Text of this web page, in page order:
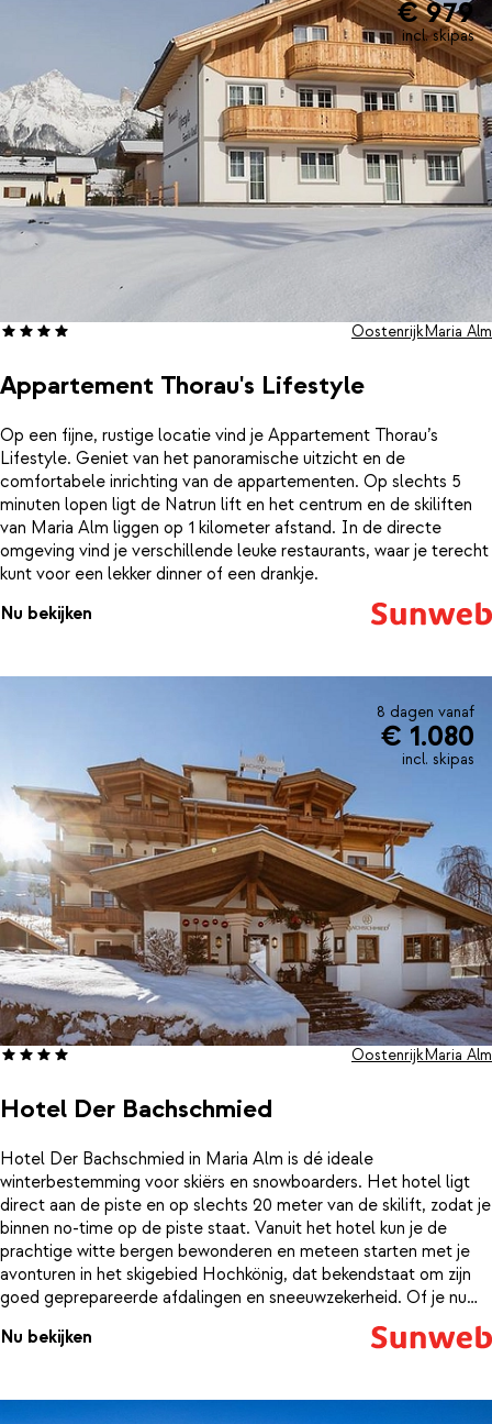
€ 979
incl. skipas
Appartement Thorau's Lifestyle
OostenrijkMaria Alm
Op een fijne, rustige locatie vind je Appartement Thorau’s
Lifestyle. Geniet van het panoramische uitzicht en de
comfortabele inrichting van de appartementen. Op slechts 5
minuten lopen ligt de Natrun lift en het centrum en de skiliften
van Maria Alm liggen op 1 kilometer afstand. In de directe
omgeving vind je verschillende leuke restaurants, waar je terecht
kunt voor een lekker dinner of een drankje.
Nu bekijken
8 dagen vanaf
€ 1.080
incl. skipas
Hotel Der Bachschmied
OostenrijkMaria Alm
Hotel Der Bachschmied in Maria Alm is dé ideale
winterbestemming voor skiërs en snowboarders. Het hotel ligt
direct aan de piste en op slechts 20 meter van de skilift, zodat je
binnen no-time op de piste staat. Vanuit het hotel kun je de
prachtige witte bergen bewonderen en meteen starten met je
avonturen in het skigebied Hochkönig, dat bekendstaat om zijn
goed geprepareerde afdalingen en sneeuwzekerheid. Of je nu
een ervaren skiër bent of net begint, je zult volop genieten van
de pistes en het uitzicht.Na een dag op de piste kun je heerlijk
Nu bekijken